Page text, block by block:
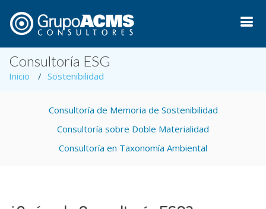
Consultoría ESG
Inicio Sostenibilidad
Consultoría de Memoria de Sostenibilidad
Consultoría sobre Doble Materialidad
Consultoría en Taxonomía Ambiental